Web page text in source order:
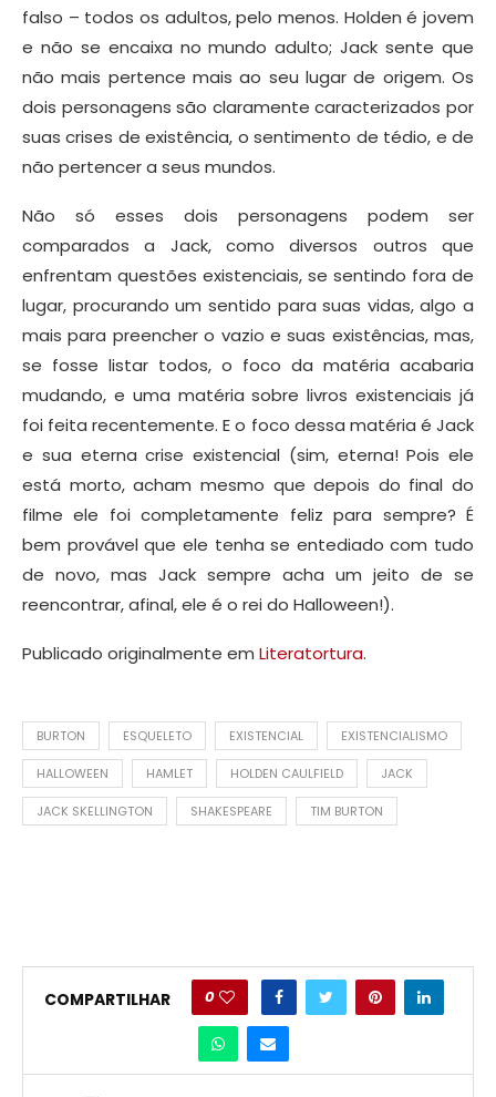
falso – todos os adultos, pelo menos. Holden é jovem
e não se encaixa no mundo adulto; Jack sente que
não mais pertence mais ao seu lugar de origem. Os
dois personagens são claramente caracterizados por
suas crises de existência, o sentimento de tédio, e de
não pertencer a seus mundos.
Não só esses dois personagens podem ser
comparados a Jack, como diversos outros que
enfrentam questões existenciais, se sentindo fora de
lugar, procurando um sentido para suas vidas, algo a
mais para preencher o vazio e suas existências, mas,
se fosse listar todos, o foco da matéria acabaria
mudando, e uma matéria sobre livros existenciais já
foi feita recentemente. E o foco dessa matéria é Jack
e sua eterna crise existencial (sim, eterna! Pois ele
está morto, acham mesmo que depois do final do
filme ele foi completamente feliz para sempre? É
bem provável que ele tenha se entediado com tudo
de novo, mas Jack sempre acha um jeito de se
reencontrar, afinal, ele é o rei do Halloween!).
Publicado originalmente em Literatortura.
BURTON ESQUELETO EXISTENCIAL EXISTENCIALISMO
HALLOWEEN HAMLET HOLDEN CAULFIELD JACK
JACK SKELLINGTON SHAKESPEARE TIM BURTON
COMPARTILHAR 0